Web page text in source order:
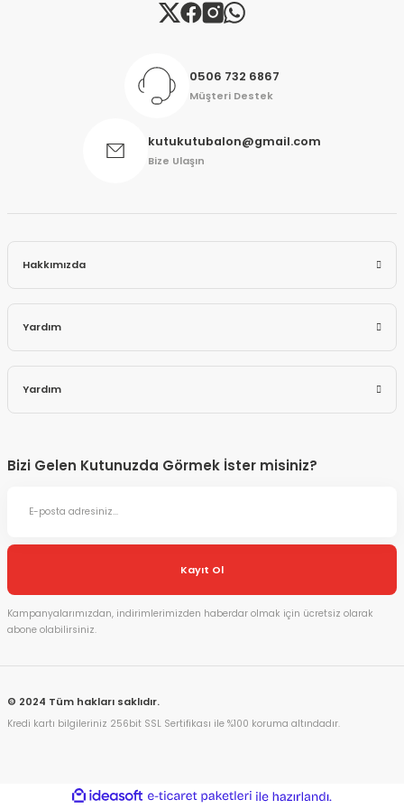
Gönder
0506 732 6867
Müşteri Destek
kutukutubalon@gmail.com
Bize Ulaşın
Hakkımızda
Yardım
Yardım
Bizi Gelen Kutunuzda Görmek İster misiniz?
Kayıt Ol
Kampanyalarımızdan, indirimlerimizden haberdar olmak için ücretsiz olarak
abone olabilirsiniz.
© 2024 Tüm hakları saklıdır.
Kredi kartı bilgileriniz 256bit SSL Sertifikası ile %100 koruma altındadır.
ideasoft
e-